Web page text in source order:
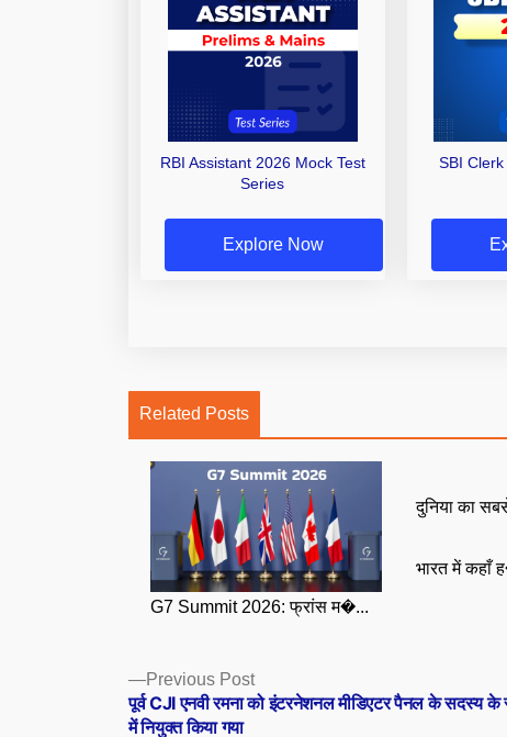
RBI Assistant 2026 Mock Test
Series
Explore Now
SBI
Related Posts
G7 Summit 2026: फ्रांस म�...
दुनिया का
भारत में कहाँ
Posts
navigation
Previous PostPrevious
post:
पूर्व CJI एनवी रमना को इंटरनेशनल मीडिएटर पैनल के सदस्य
में नियुक्त किया गया